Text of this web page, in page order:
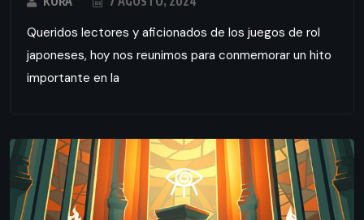
Queridos lectores y aficionados de los juegos de rol
japoneses, hoy nos reunimos para conmemorar un hito
importante en la